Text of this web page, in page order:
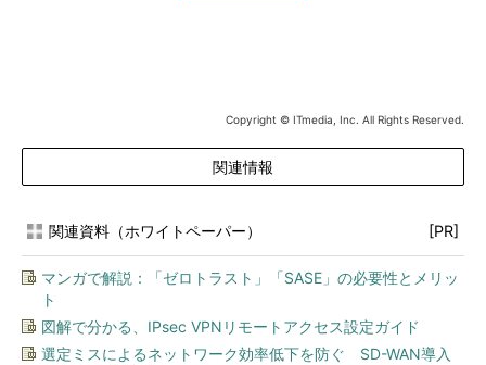
Copyright © ITmedia, Inc. All Rights Reserved.
関連情報
関連資料（ホワイトペーパー） [PR]
マンガで解説：「ゼロトラスト」「SASE」の必要性とメリッ
ト
図解で分かる、IPsec VPNリモートアクセス設定ガイド
選定ミスによるネットワーク効率低下を防ぐ SD-WAN導入